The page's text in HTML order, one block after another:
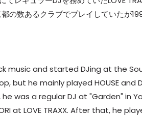
の数あるクラブでプレイしていたが
music and started DJing at the
but he mainly played HOUSE and
he was a regular DJ at "Garden" in
at LOVE TRAXX. After that, he